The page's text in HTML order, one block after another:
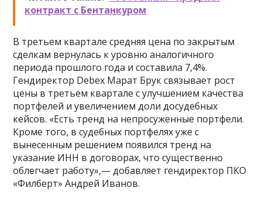
контракт с Бентанкуром
В третьем квартале средняя цена по закрытым
сделкам вернулась к уровню аналогичного
периода прошлого года и составила 7,4%.
Гендиректор Debex Марат Брук связывает рост
цены в третьем квартале с улучшением качества
портфелей и увеличением доли досудебных
кейсов. «Есть тренд на непросуженные портфели.
Кроме того, в судебных портфелях уже с
вынесенным решением появился тренд на
указание ИНН в договорах, что существенно
облегчает работу»,— добавляет гендиректор ПКО
«Филберт» Андрей Иванов.